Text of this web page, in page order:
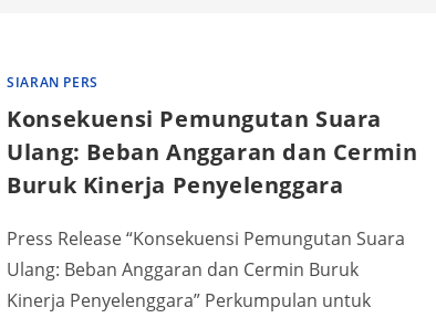
SIARAN PERS
Konsekuensi Pemungutan Suara
Ulang: Beban Anggaran dan Cermin
Buruk Kinerja Penyelenggara
Press Release “Konsekuensi Pemungutan Suara
Ulang: Beban Anggaran dan Cermin Buruk
Kinerja Penyelenggara” Perkumpulan untuk